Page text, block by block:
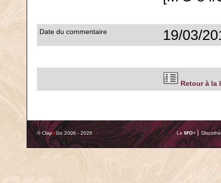
Date du commentaire 19/03/
Retour à la
© Clap&Go 2006 - 2026 Le M'O+ ⎢